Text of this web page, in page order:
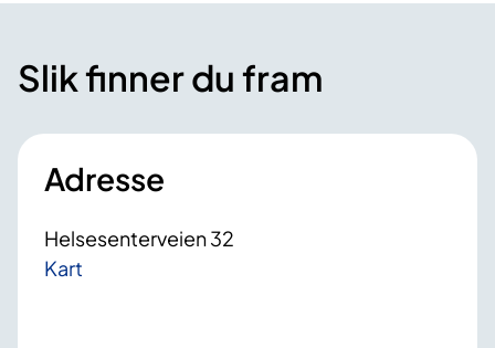
Slik finner du fram
Adresse
Helsesenterveien 32
Kart